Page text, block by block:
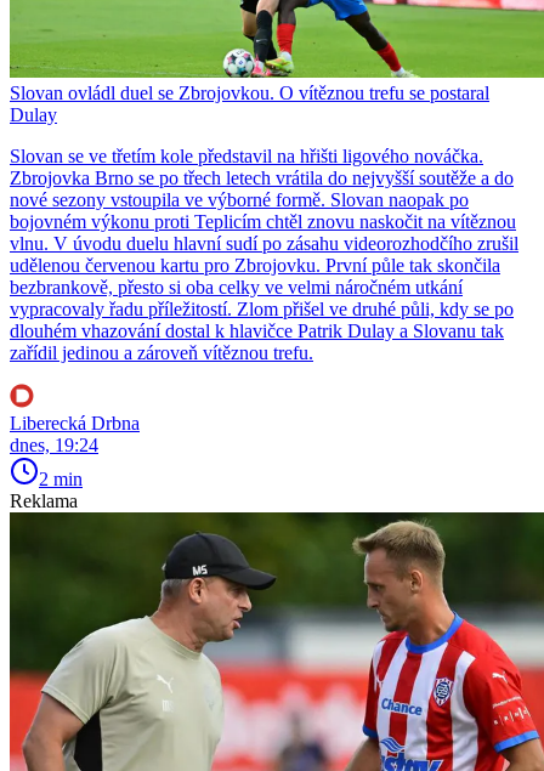
Slovan ovládl duel se Zbrojovkou. O vítěznou trefu se postaral
Dulay
Slovan se ve třetím kole představil na hřišti ligového nováčka.
Zbrojovka Brno se po třech letech vrátila do nejvyšší soutěže a do
nové sezony vstoupila ve výborné formě. Slovan naopak po
bojovném výkonu proti Teplicím chtěl znovu naskočit na vítěznou
vlnu. V úvodu duelu hlavní sudí po zásahu videorozhodčího zrušil
udělenou červenou kartu pro Zbrojovku. První půle tak skončila
bezbrankově, přesto si oba celky ve velmi náročném utkání
vypracovaly řadu příležitostí. Zlom přišel ve druhé půli, kdy se po
dlouhém vhazování dostal k hlavičce Patrik Dulay a Slovanu tak
zařídil jedinou a zároveň vítěznou trefu.
Liberecká Drbna
dnes, 19:24
2 min
Reklama